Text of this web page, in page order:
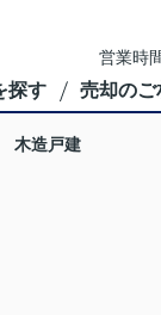
営業時
探す 売却のご
木造戸建